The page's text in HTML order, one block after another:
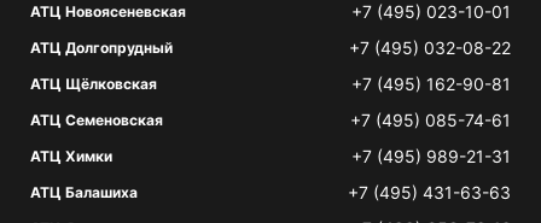
АТЦ Новоясеневская +7 (495) 023-10-01
АТЦ Долгопрудный +7 (495) 032-08-22
АТЦ Щёлковская +7 (495) 162-90-81
АТЦ Семеновская +7 (495) 085-74-61
АТЦ Химки +7 (495) 989-21-31
АТЦ Балашиха +7 (495) 431-63-63